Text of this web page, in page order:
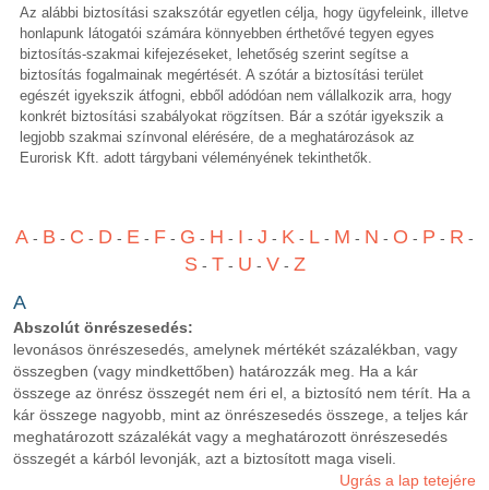
Az alábbi biztosítási szakszótár egyetlen célja, hogy ügyfeleink, illetve
honlapunk látogatói számára könnyebben érthetővé tegyen egyes
biztosítás-szakmai kifejezéseket, lehetőség szerint segítse a
biztosítás fogalmainak megértését. A szótár a biztosítási terület
egészét igyekszik átfogni, ebből adódóan nem vállalkozik arra, hogy
konkrét biztosítási szabályokat rögzítsen. Bár a szótár igyekszik a
legjobb szakmai színvonal elérésére, de a meghatározások az
Eurorisk Kft. adott tárgybani véleményének tekinthetők.
A - B - C - D - E - F - G - H - I - J - K - L - M - N - O - P - R -
S- T- U - V- Z
A
Abszolút önrészesedés:
levonásos önrészesedés, amelynek mértékét százalékban, vagy
összegben (vagy mindkettőben) határozzák meg. Ha a kár
összege az önrész összegét nem éri el, a biztosító nem térít. Ha a
kár összege nagyobb, mint az önrészesedés összege, a teljes kár
meghatározott százalékát vagy a meghatározott önrészesedés
összegét a kárból levonják, azt a biztosított maga viseli.
Ugrás a lap tetejére